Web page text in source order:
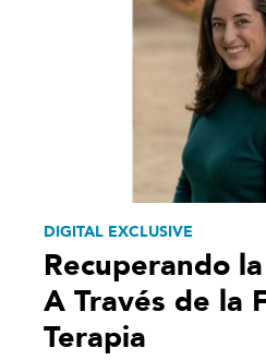
DIGITAL EXCLUSIVE
Recuperando
A Través de la
Terapia